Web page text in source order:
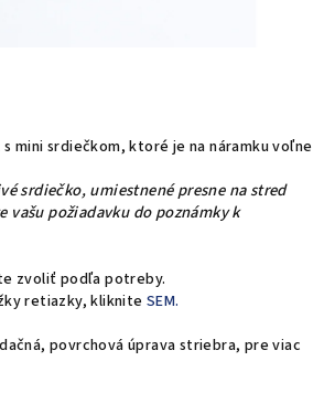
mini srdiečkom, ktoré je na náramku voľne
srdiečko, umiestnené presne na stred
vašu požiadavku do poznámky k
zvoliť podľa potreby.
retiazky, kliknite SEM.
povrchová úprava striebra, pre viac